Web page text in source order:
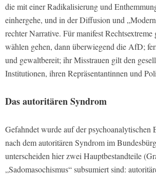
die mit einer Radikalisierung und
einhergehe, und in der Diffusion und
rechter Narrative. Für manifest Rechtsextreme
wählen gehen, dann überwiegend die AfD;
und gewaltbereit; ihr Misstrauen gilt den
Institutionen, ihren Repräsentantinnen und
Das autoritären Syndrom
Gefahndet wurde auf der psychoanalytischen
nach dem autoritären Syndrom im
unterscheiden hier zwei Hauptbestandteile
„Sadomasochismus“ subsumiert sind: